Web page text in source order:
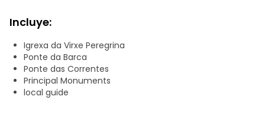
con el gremio de marineros y el puerto pesquero. Ven al
recorrido a pie de 2 horas y descubre la belleza de una de
las principales ciudades de Galicia.
Incluye:
Igrexa da Virxe Peregrina
Ponte da Barca
Ponte das Correntes
Principal Monuments
local guide